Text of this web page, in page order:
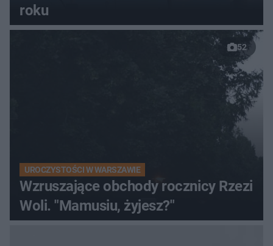
roku
52
UROCZYSTOŚCI W WARSZAWIE
Wzruszające obchody rocznicy Rzezi
Woli. "Mamusiu, żyjesz?"